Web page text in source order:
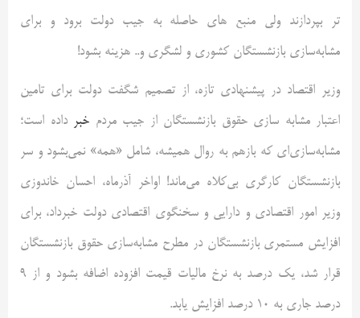
تر بپردازند ولی منبع های حاصله به جیب دولت برود و برای
مشابه‌سازی بازنشستگان کشوری و لشگری و.. هزینه بشود!
وزیر اقتصاد در پیشنهادی تازه، از تصمیم شگفت دولت برای تامین
اعتبار مشابه‌ سازی حقوق بازنشستگان از جیب مردم خبر داده است؛
مشابه‌سازی‌ای که بازهم به روال همیشه، شامل «همه» نمی‌بشود و سر
بازنشستگان کارگری بی‌کلاه می‌ماند! اواخر آذرماه، احسان خاندوزی
وزیر امور اقتصادی و دارایی و سخنگوی اقتصادی دولت خبرداد، برای
افزایش مستمری بازنشستگان در مطرح مشابه‌سازی حقوق بازنشستگان
قرار شد، یک درصد به نرخ مالیات قیمت افزوده اضافه بشود و از ۹
درصد جاری به ۱۰ درصد افزایش یابد.